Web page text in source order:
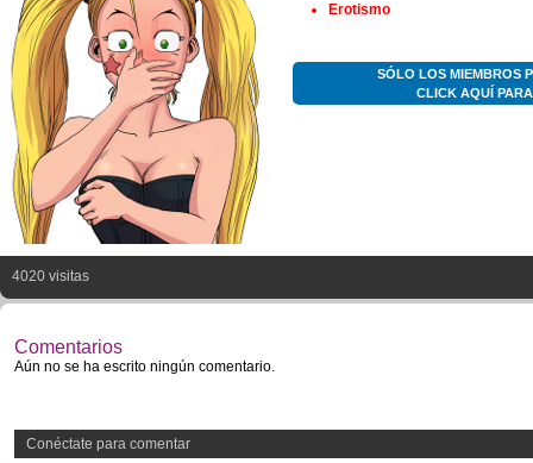
Erotismo
SÓLO LOS MIEMBROS
CLICK AQUÍ
4020 visitas
Comentarios
Aún no se ha escrito ningún comentario.
Conéctate para comentar